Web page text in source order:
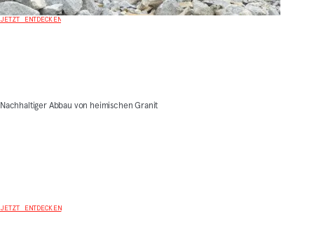
JETZT ENTDECKEN
Nachhaltiger Abbau von heimischen Granit
JETZT ENTDECKEN